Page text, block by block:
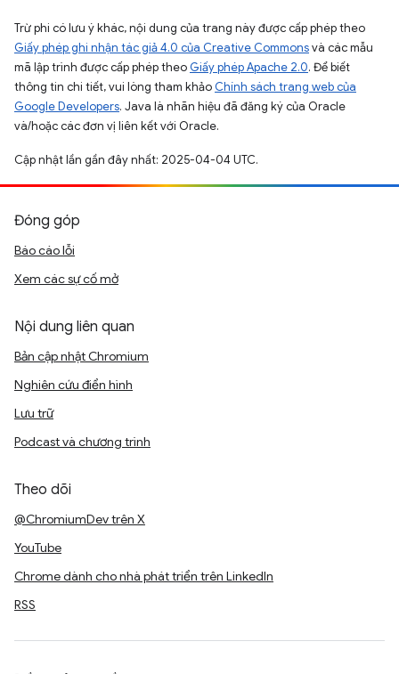
Trừ phi có lưu ý khác, nội dung của trang này được cấp phép theo
Giấy phép ghi nhận tác giả 4.0 của Creative Commonsvà các mẫu
mã lập trình được cấp phép theo Giấy phép Apache 2.0. Để biết
thông tin chi tiết, vui lòng tham khảo Chính sách trang web của
Google Developers. Java là nhãn hiệu đã đăng ký của Oracle
và/hoặc các đơn vị liên kết với Oracle.
Cập nhật lần gần đây nhất: 2025-04-04 UTC.
Đóng góp
Báo cáo lỗi
Xem các sự cố mở
Nội dung liên quan
Bản cập nhật Chromium
Nghiên cứu điển hình
Lưu trữ
Podcast và chương trình
Theo dõi
@ChromiumDev trên X
YouTube
Chrome dành cho nhà phát triển trên LinkedIn
RSS